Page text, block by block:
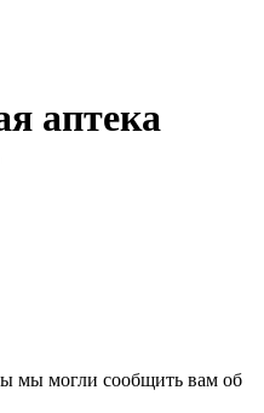
аптека
мы могли сообщить вам об